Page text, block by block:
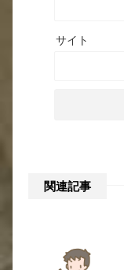
サイト
関連記事